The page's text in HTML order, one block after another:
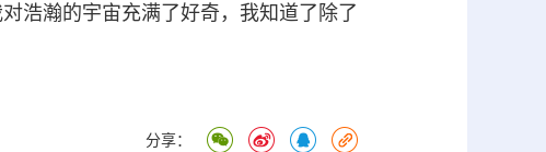
浩瀚的宇宙充满了好奇，我知道了除了
分享：